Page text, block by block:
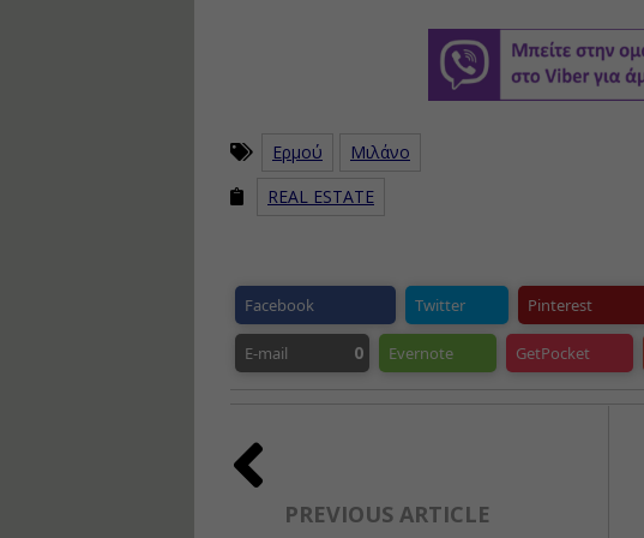
Ερμού
Μιλάνο
REAL ESTATE
Facebook Twitter Pinterest
E-mail 0 Evernote GetPocket
PREVIOUS ARTICLE